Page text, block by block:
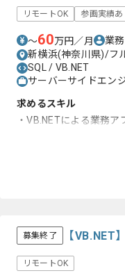
リモートOK 参画実績あ
〜60万円／月 業
新横浜(神奈川県)/フ
SQL / VB.NET
サーバーサイドエン
求めるスキル
・VB.NETによる業務
募集終了 【
リモートOK